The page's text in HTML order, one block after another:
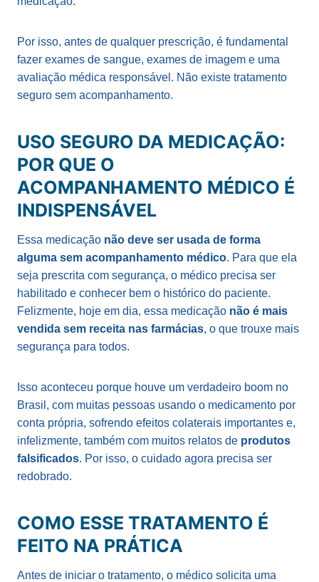
Por isso, antes de qualquer prescrição, é fundamental
fazer exames de sangue, exames de imagem e uma
avaliação médica responsável. Não existe tratamento
seguro sem acompanhamento.
USO SEGURO DA MEDICAÇÃO:
POR QUE O
ACOMPANHAMENTO MÉDICO É
INDISPENSÁVEL
Essa medicação não deve ser usada de forma
alguma sem acompanhamento médico. Para que ela
seja prescrita com segurança, o médico precisa ser
habilitado e conhecer bem o histórico do paciente.
Felizmente, hoje em dia, essa medicação não é mais
vendida sem receita nas farmácias, o que trouxe mais
segurança para todos.
Isso aconteceu porque houve um verdadeiro boom no
Brasil, com muitas pessoas usando o medicamento por
conta própria, sofrendo efeitos colaterais importantes e,
infelizmente, também com muitos relatos de produtos
falsificados. Por isso, o cuidado agora precisa ser
redobrado.
COMO ESSE TRATAMENTO É
FEITO NA PRÁTICA
Antes de iniciar o tratamento, o médico solicita uma